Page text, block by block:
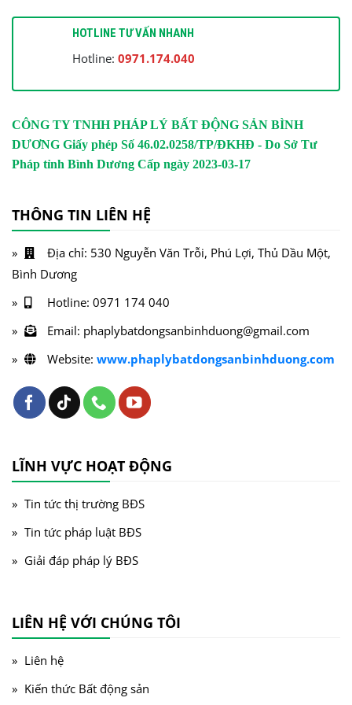
HOTLINE TƯ VẤN NHANH
Hotline: 0971.174.040
CÔNG TY TNHH PHÁP LÝ BẤT ĐỘNG SẢN BÌNH
DƯƠNG Giấy phép Số 46.02.0258/TP/ĐKHĐ - Do Sở Tư
Pháp tỉnh Bình Dương Cấp ngày 2023-03-17
THÔNG TIN LIÊN HỆ
Địa chỉ: 530 Nguyễn Văn Trỗi, Phú Lợi, Thủ Dầu Một,
Bình Dương
Hotline: 0971 174 040
Email: phaplybatdongsanbinhduong@gmail.com
Website: www.phaplybatdongsanbinhduong.com
LĨNH VỰC HOẠT ĐỘNG
Tin tức thị trường BĐS
Tin tức pháp luật BĐS
Giải đáp pháp lý BĐS
LIÊN HỆ VỚI CHÚNG TÔI
Liên hệ
Kiến thức Bất động sản